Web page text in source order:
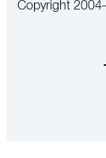
Copyright